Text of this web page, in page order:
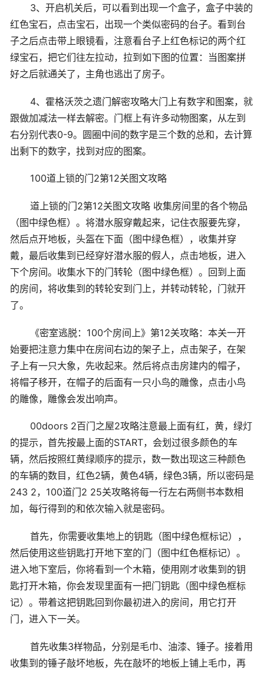
3、开启机关后，可以看到出现一个盒子，盒子中装的
红色宝石，点击宝石，出现一个类似密码的台子。看到台
子之后点击带上眼镜看，注意看台子上红色标记的两个红
绿宝石，把它们往左拉动，拉到如下图的位置：当图案拼
好之后就通关了，主角也逃出了房子。
4、霍格沃茨之遗门解密攻略大门上有数字和图案，就
跟做加减法一样去解密。门框上有许多动物图案，从左到
右分别代表0-9。圆圈中间的数字是三个数的总和，去计算
出剩下的数字，找到对应的图案。
100道上锁的门2第12关图文攻略
道上锁的门2第12关图文攻略 收集房间里的各个物品
（图中绿色框）。将潜水服穿戴起来，记住衣服要先穿，
然后点开地板，头盔在下面（图中绿色框），收集并穿
戴，最后收集到已经穿好潜水服的假人，点击地板，进入
下个房间。收集水下的门转轮（图中绿色框）。回到上面
的房间，将收集到的转轮安到门上，并转动转轮，门就开
了。
《密室逃脱：100个房间上》第12关攻略：本关一开
始要把注意力集中在房间右边的架子上，点击架子，在架
子上有一只大象，先收起来。然后将点击房建内的帽子，
将帽子移开，在帽子的后面有一只小鸟的雕像，点击小鸟
的雕像，雕像会发出响声。
00doors 2百门之屋2攻略注意最上面有红，黄，绿灯
的提示，首先按最上面的START，会划过很多颜色的车
辆，然后按照红黄绿顺序的提示，数一数出现这三种颜色
的车辆的数目，红色2辆，黄色4辆，绿色3辆，所以密码是
243 2，100道门2 25关攻略将每一行左右两侧书本数相
加，每行得到的和依次输入就是密码。
首先，你需要收集地上的钥匙（图中绿色框标记），
然后使用这些钥匙打开地下室的门（图中红色框标记）。
进入地下室后，你将看到一个木箱，使用刚才收集到的钥
匙打开木箱，你会发现里面有一把门钥匙（图中绿色框标
记）。带着这把钥匙回到你最初进入的房间，用它打开
门，进入下一关。
首先收集3样物品，分别是毛巾、油漆、锤子。接着用
收集到的锤子敲坏地板，先在敲坏的地板上铺上毛巾，再